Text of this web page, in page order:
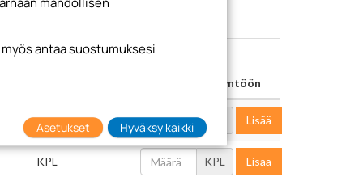
Lisää tarjouspyyntöön
KPL KPL Lisää
KPL KPL Lisää
antaa suostumuksesi
Asetukset Hyväksy kaikki